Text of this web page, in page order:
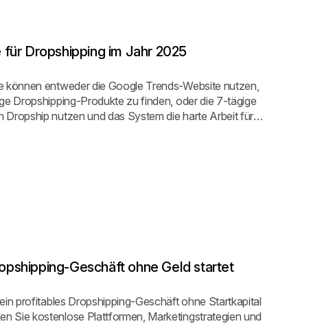
Dropshipping im Jahr 2025
können entweder die Google Trends-Website nutzen,
Dropshipping-Produkte zu finden, oder die 7-tägige
nutzen und das System die harte Arbeit für
nur eine Grafik des Suchvolumen-Trends
zum Produkt. Mit Dropship können Sie sogar
und vieles mehr finden!
Geschäft ohne Geld startet
profitables Dropshipping-Geschäft ohne Startkapital
Sie kostenlose Plattformen, Marketingstrategien und